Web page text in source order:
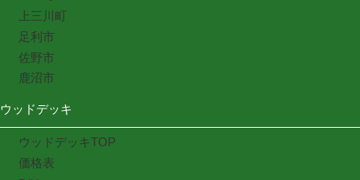
上三川町
足利市
佐野市
鹿沼市
ウッドデッキ
ウッドデッキTOP
価格表